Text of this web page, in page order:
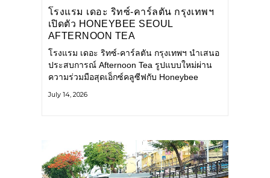
โรงแรม เดอะ ริทซ์-คาร์ลตัน กรุงเทพฯ
เปิดตัว HONEYBEE SEOUL
AFTERNOON TEA
COLLABORATION ณ คาเลโอ
(CALEŌ) ชวนสัมผัสเสน่ห์ของขนม
หวานร่วมสมัยจากกรุงโซล
โรงแรม เดอะ ริทซ์-คาร์ลตัน กรุงเทพฯ นำเสนอ
ประสบการณ์ Afternoon Tea รูปแบบใหม่ผ่าน
ความร่วมมือสุดเอ็กซ์คลูซีฟกับ Honeybee
ดังจากกรุงโซล นำโดยเชฟอึนจอง
July 14, 2026